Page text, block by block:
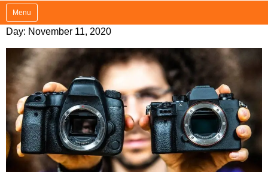
Menu
Day: November 11, 2020